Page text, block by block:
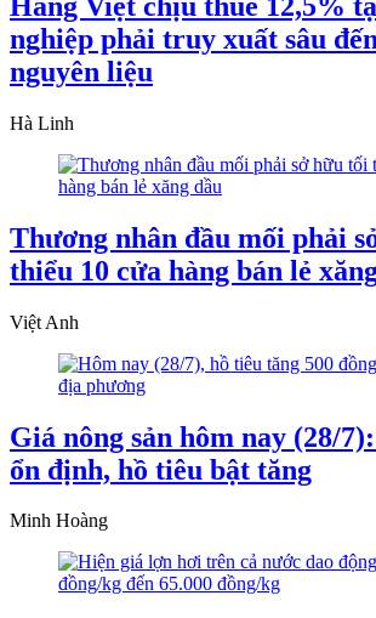
nghiệp phải truy xuất sâu
nguyên liệu
Hà Linh
Thương nhân đầu mối phải
thiểu 10 cửa hàng bán lẻ
Việt Anh
Giá nông sản hôm nay (28/
ổn định, hồ tiêu bật tăng
Minh Hoàng